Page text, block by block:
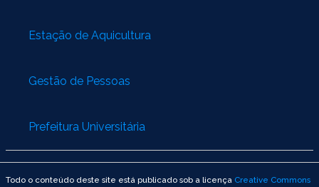
Estação de Aquicultura
Gestão de Pessoas
Prefeitura Universitária
Todo o conteúdo deste site está publicado sob a licença Creative Commons